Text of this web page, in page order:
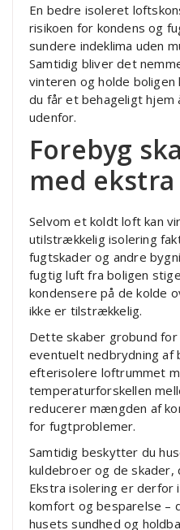
En bedre isoleret
risikoen for kondens og
sundere indeklima uden
Samtidig bliver det
vinteren og holde
du får et behageligt
udenfor.
Forebyg
med
Selvom et koldt loft kan
utilstrækkelig isolering
fugtskader og andre
fugtig luft fra boligen
kondensere på de kolde
ikke er tilstrækkelig.
Dette skaber grobund
eventuelt nedbrydning af
efterisolere loftrummet
temperaturforskellen
reducerer mængden af
for fugtproblemer.
Samtidig beskytter du
kuldebroer og de skader,
Ekstra isolering er derfor
komfort og besparelse –
husets sundhed og